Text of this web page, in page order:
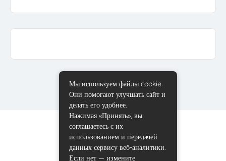
Мы используем файлы cookie.
Они помогают улучшать сайт и
делать его удобнее.
Нажимая «Принять», вы
соглашаетесь с их
использованием и передачей
данных сервису веб-аналитики.
Если нет — измените